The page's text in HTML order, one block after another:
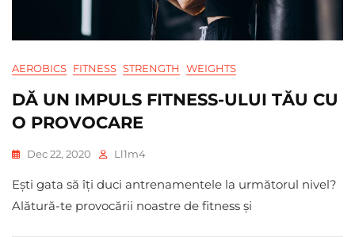
AEROBICS FITNESS STRENGTH WEIGHTS
DĂ UN IMPULS FITNESS-ULUI TĂU CU
O PROVOCARE
Dec 22, 2020 Ll1m4
Ești gata să îți duci antrenamentele la următorul nivel?
Alătură-te provocării noastre de fitness și